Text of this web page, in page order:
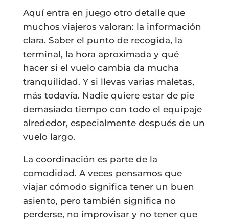
Aquí entra en juego otro detalle que
muchos viajeros valoran: la información
clara. Saber el punto de recogida, la
terminal, la hora aproximada y qué
hacer si el vuelo cambia da mucha
tranquilidad. Y si llevas varias maletas,
más todavía. Nadie quiere estar de pie
demasiado tiempo con todo el equipaje
alrededor, especialmente después de un
vuelo largo.
La coordinación es parte de la
comodidad. A veces pensamos que
viajar cómodo significa tener un buen
asiento, pero también significa no
perderse, no improvisar y no tener que